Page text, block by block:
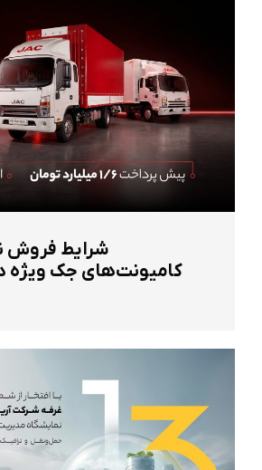
شرایط فروش
کامیونت‌های جک ویژه